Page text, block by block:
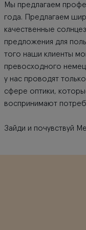
Мы предлагаем
года. Предлагаем
качественные
предложения для
того наши клиенты
превосходного
у нас проводят
сфере оптики,
воспринимают
Зайди и почувствуй